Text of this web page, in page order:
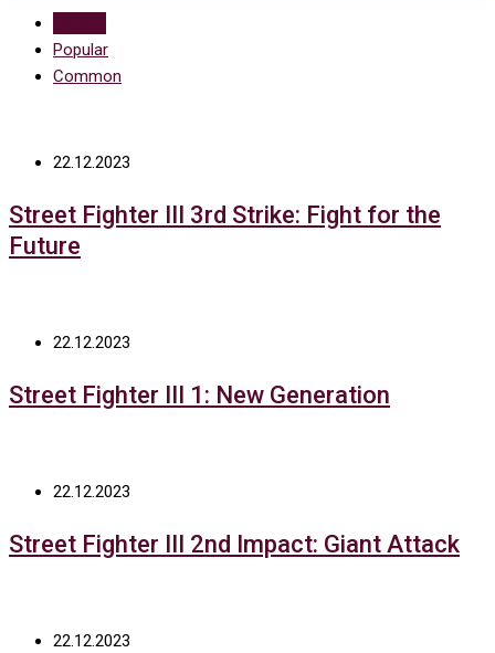
Popular
Common
22.12.2023
Street Fighter III 3rd Strike: Fight for the
Future
22.12.2023
Street Fighter III 1: New Generation
22.12.2023
Street Fighter III 2nd Impact: Giant Attack
22.12.2023